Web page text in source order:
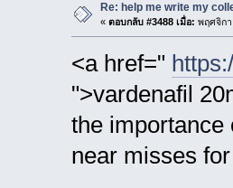
Re: help me write my
« ตอบกลับ #3488 เมื่อ: พฤศจิกา
<a href="
">vardenafil
the importance
near misses